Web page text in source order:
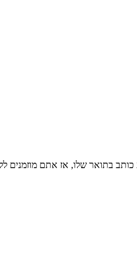
מכמה שסטודנט ממוצע כותב בתואר שלו, אז